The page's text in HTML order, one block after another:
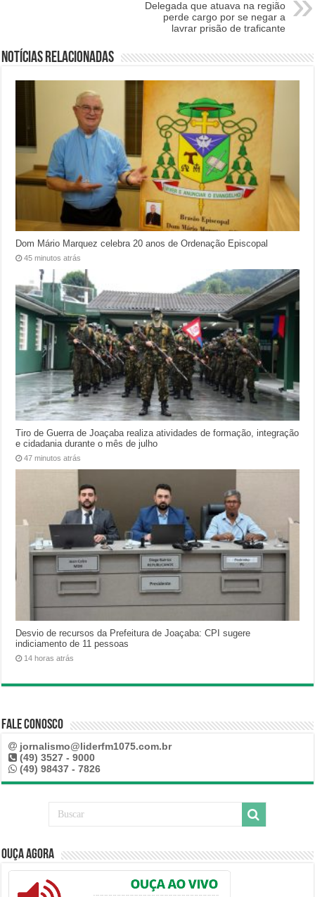
Delegada que atuava na região
perde cargo por se negar a
lavrar prisão de traficante
Notícias relacionadas
Dom Mário Marquez celebra 20 anos de Ordenação Episcopal
45 minutos atrás
Tiro de Guerra de Joaçaba realiza atividades de formação, integração
e cidadania durante o mês de julho
47 minutos atrás
Desvio de recursos da Prefeitura de Joaçaba: CPI sugere
indiciamento de 11 pessoas
14 horas atrás
Fale Conosco
jornalismo@liderfm1075.com.br
(49) 3527 - 9000
(49) 98437 - 7826
Ouça Agora